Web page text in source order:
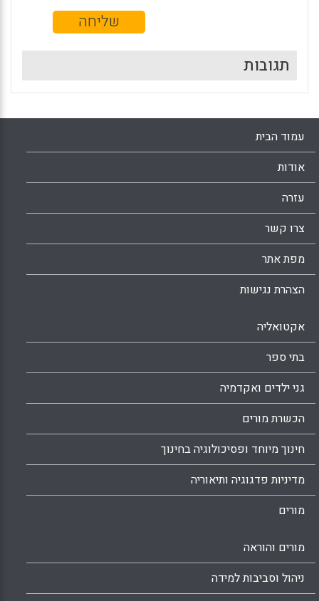
תגובות
עמוד הבית
אודות
עזרה
צרו קשר
מפת אתר
הצהרת נגישות
אקטואליה
בתי ספר
גני ילדים ואקדמיה
הכשרת מורים
חינוך מיוחד ופסיכולוגיה בחינוך
מדיניות פדגוגיה ותיאוריה
מורים
מורים והוראה
ניהול וסביבות למידה